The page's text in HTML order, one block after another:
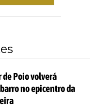
de Poio volverá
no epicentro da